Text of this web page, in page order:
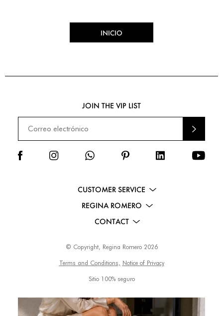
INICIO
CUSTOMER SERVICE
REGINA ROMERO
CONTACT
JOIN THE VIP LIST
ENVI
AR
© Copyright, Regina Romero 2026
Terms and Conditions, Notice of Privacy
Sitio 100% seguro